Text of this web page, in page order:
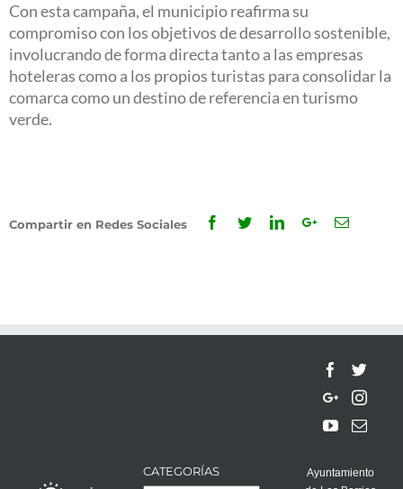
Con esta campaña, el municipio reafirma su
compromiso con los objetivos de desarrollo sostenible,
involucrando de forma directa tanto a las empresas
hoteleras como a los propios turistas para consolidar la
comarca como un destino de referencia en turismo
verde.
Compartir en Redes Sociales Facebook
TwitterLinkedinGoogle+Email
CATEGORÍAS
Ayuntamiento